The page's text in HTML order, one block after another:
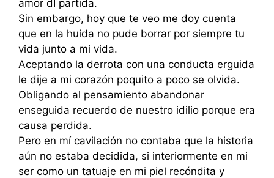
amor dÍ partida.
Sin embargo, hoy que te veo me doy cuenta
que en la huida no pude borrar por siempre tu
vida junto a mi vida.
Aceptando la derrota con una conducta erguida
le dije a mi corazón poquito a poco se olvida.
Obligando al pensamiento abandonar
enseguida recuerdo de nuestro idilio porque era
causa perdida.
Pero en mí cavilación no contaba que la historia
aún no estaba decidida, si interiormente en mi
ser como un tatuaje en mi piel recóndita y